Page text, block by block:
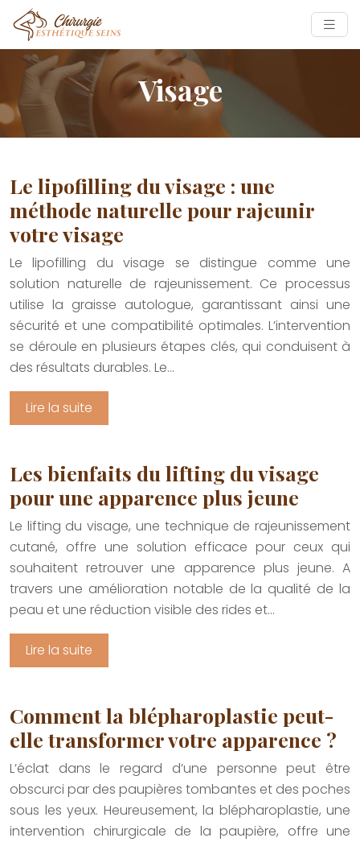
Visage
Le lipofilling du visage : une
méthode naturelle pour rajeunir
votre visage
Le lipofilling du visage se distingue comme une
solution naturelle de rajeunissement. Ce processus
utilise la graisse autologue, garantissant ainsi une
sécurité et une compatibilité optimales. L’intervention
se déroule en plusieurs étapes clés, qui conduisent à
des résultats durables. Le…
Lire la suite
Les bienfaits du lifting du visage
pour une apparence plus jeune
Le lifting du visage, une technique de rajeunissement
cutané, offre une solution efficace pour ceux qui
souhaitent retrouver une apparence plus jeune. A
travers une amélioration notable de la qualité de la
peau et une réduction visible des rides et…
Lire la suite
Comment la blépharoplastie peut-
elle transformer votre apparence ?
L’éclat dans le regard d’une personne peut être
obscurci par des paupières tombantes et des poches
sous les yeux. Heureusement, la blépharoplastie, une
intervention chirurgicale de la paupière, offre une